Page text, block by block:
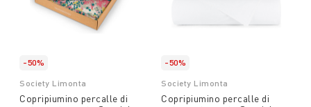
-50%
Society Limonta
Copripiumino percalle di
-50%
Society Limonta
Copripiumino percalle di